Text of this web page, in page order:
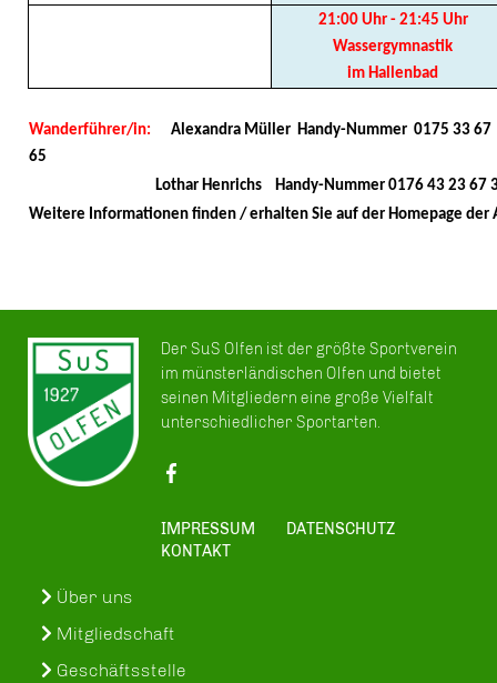
21:00 Uhr - 21:45 Uhr
Wassergymnastik
im Hallenbad
Wanderführer/in:
Alexandra Müller Handy-Nummer 0175 33 67
65
Lothar Henrichs Handy-Nummer 0176 43 23 67
Weitere Informationen finden / erhalten Sie auf der Homepage
Der SuS Olfen ist der größte Sportverein
im münsterländischen Olfen und bietet
seinen Mitgliedern eine große Vielfalt
unterschiedlicher Sportarten.
IMPRESSUM
DATENSCHUTZ
KONTAKT
Über uns
Mitgliedschaft
Geschäftsstelle